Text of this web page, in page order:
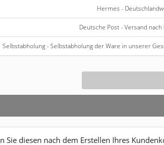
Hermes -
Deutsche Post - Versand nach
Selbstabholung - Selbstabholung der Ware in unserer
Sie diesen nach dem Erstellen Ihres